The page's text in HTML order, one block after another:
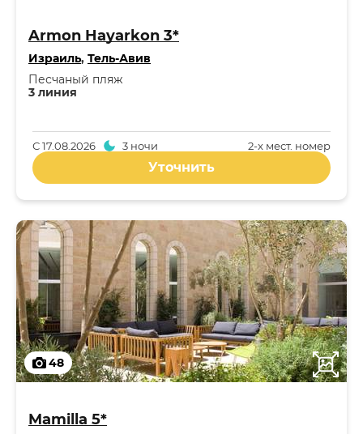
Armon Hayarkon 3*
Израиль, Тель-Авив
3 линия
Песчаный пляж
2-x мест. номер
С17.08.2026 3 ночи
Уточнить
48
Mamilla 5*